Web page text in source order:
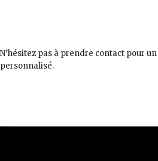
N’hésitez pas à prendre contact pour
personnalisé.